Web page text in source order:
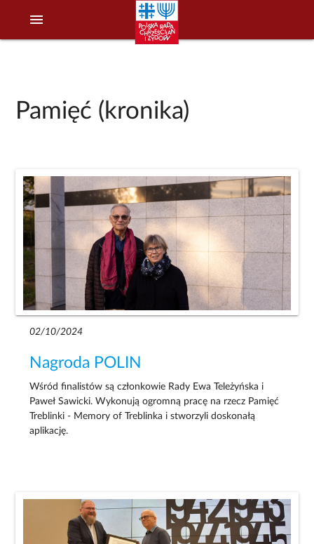
menu
Pamięć (kronika)
02/10/2024
Nagroda POLIN
Wśród finalistów są członkowie Rady Ewa Teleżyńska i
Paweł Sawicki. Wykonują ogromną pracę na rzecz Pamięć
Treblinki - Memory of Treblinka i stworzyli doskonałą
aplikację.